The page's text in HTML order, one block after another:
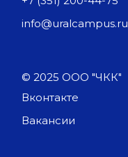
info@uralcampus.ru
© 2025 ООО "ЧКК"
Вконтакте
Вакансии